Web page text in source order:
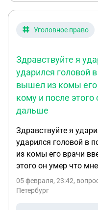
не участвуя в
иметь не очень
хотите?
Уголовное право
Здравствуйте я
ударился головой
вышел из комы его
кому и после
дальше
Здравствуйте я
ударился головой в
из комы его врачи
этого он умер что
05 февраля, 23:42,
Петербург